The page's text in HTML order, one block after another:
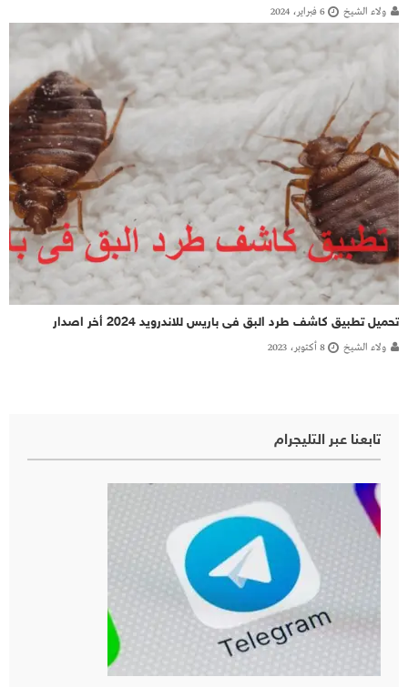
ولاء الشيخ 6 فبراير، 2024
تحميل تطبيق كاشف طرد البق فى باريس للاندرويد 2024 أخر اصدار
ولاء الشيخ 8 أكتوبر، 2023
تابعنا عبر التليجرام